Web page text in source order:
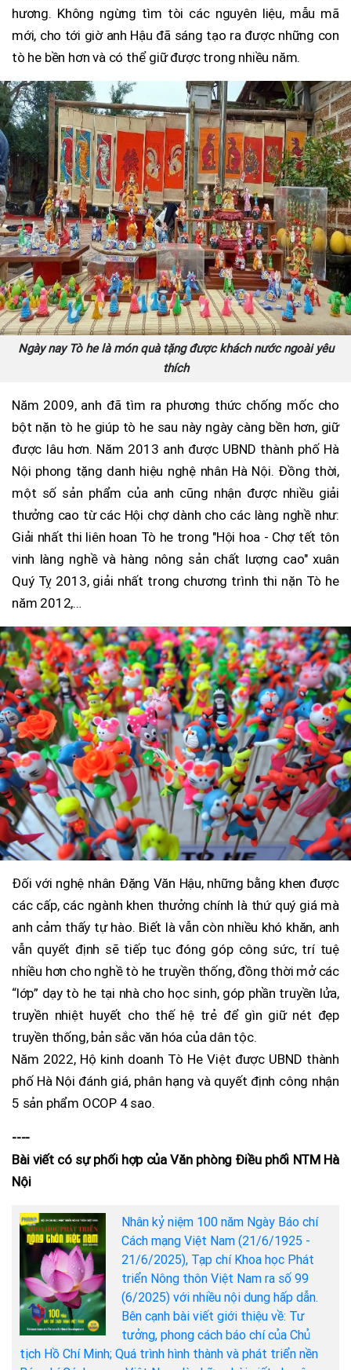
hương. Không ngừng tìm tòi các nguyên liệu, mẫu mã
mới, cho tới giờ anh Hậu đã sáng tạo ra được những con
tò he bền hơn và có thể giữ được trong nhiều năm.
Ngày nay Tò he là món quà tặng được khách nước ngoài yêu
thích
Năm 2009, anh đã tìm ra phương thức chống mốc cho
bột nặn tò he giúp tò he sau này ngày càng bền hơn, giữ
được lâu hơn. Năm 2013 anh được UBND thành phố Hà
Nội phong tặng danh hiệu nghệ nhân Hà Nội. Đồng thời,
một số sản phẩm của anh cũng nhận được nhiều giải
thưởng cao từ các Hội chợ dành cho các làng nghề như:
Giải nhất thi liên hoan Tò he trong "Hội hoa - Chợ tết tôn
vinh làng nghề và hàng nông sản chất lượng cao" xuân
Quý Tỵ 2013, giải nhất trong chương trình thi nặn Tò he
năm 2012,…
Đối với nghệ nhân Đặng Văn Hậu, những bằng khen được
các cấp, các ngành khen thưởng chính là thứ quý giá mà
anh cảm thấy tự hào. Biết là vẫn còn nhiều khó khăn, anh
vẫn quyết định sẽ tiếp tục đóng góp công sức, trí tuệ
nhiều hơn cho nghề tò he truyền thống, đồng thời mở các
“lớp” dạy tò he tại nhà cho học sinh, góp phần truyền lửa,
truyền nhiệt huyết cho thế hệ trẻ để gìn giữ nét đẹp
truyền thống, bản sắc văn hóa của dân tộc.
Năm 2022, Hộ kinh doanh Tò He Việt được UBND thành
phố Hà Nội đánh giá, phân hạng và quyết định công nhận
5 sản phẩm OCOP 4 sao.
----
Bài viết có sự phối hợp của Văn phòng Điều phối NTM Hà
Nội
Nhân kỷ niệm 100 năm Ngày Báo chí
Cách mạng Việt Nam (21/6/1925 -
21/6/2025), Tạp chí Khoa học Phát
triển Nông thôn Việt Nam ra số 99
(6/2025) với nhiều nội dung hấp dẫn.
Bên cạnh bài viết giới thiệu về: Tư
tưởng, phong cách báo chí của Chủ
tịch Hồ Chí Minh; Quá trình hình thành và phát triển nền